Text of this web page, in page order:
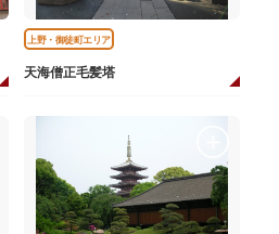
上野・御徒町エリア
天海僧正毛髪塔